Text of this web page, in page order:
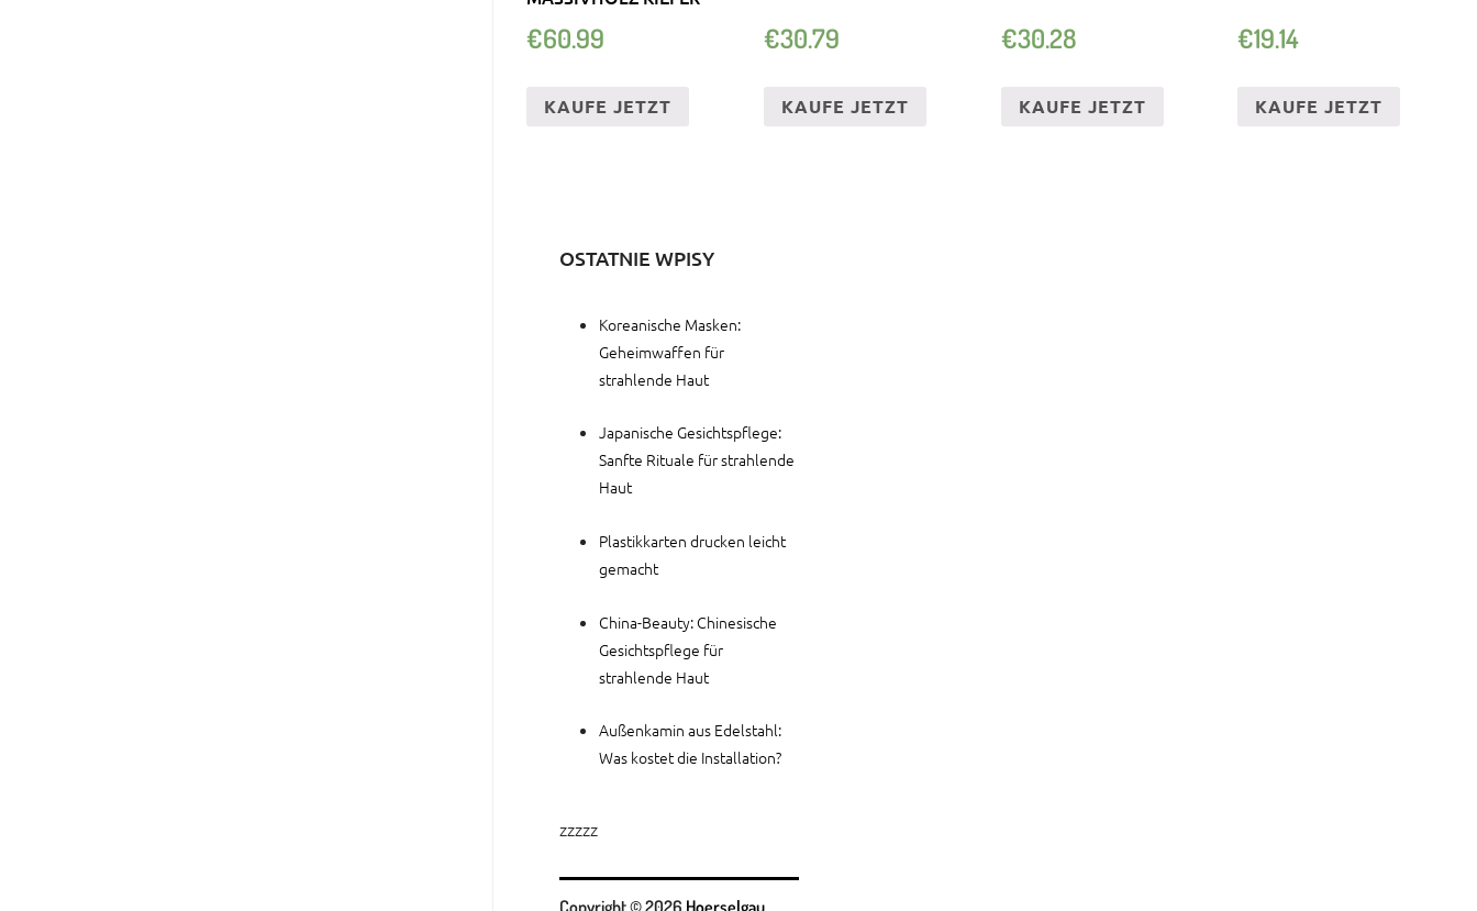
€60.99
KAUFE JETZT
€30.79
KAUFE JETZT
€30.28
KAUFE JETZT
€19.14
KAUFE JETZT
OSTATNIE WPISY
Koreanische Masken:
Geheimwaffen für
strahlende Haut
Japanische Gesichtspflege:
Sanfte Rituale für strahlende
Haut
Plastikkarten drucken leicht
gemacht
China-Beauty: Chinesische
Gesichtspflege für
strahlende Haut
Außenkamin aus Edelstahl:
Was kostet die Installation?
zzzzz